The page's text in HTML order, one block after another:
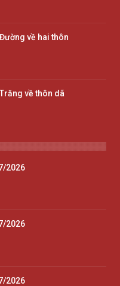
về hai thôn
về thôn dã
2026
2026
2026